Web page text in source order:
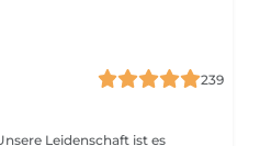
239